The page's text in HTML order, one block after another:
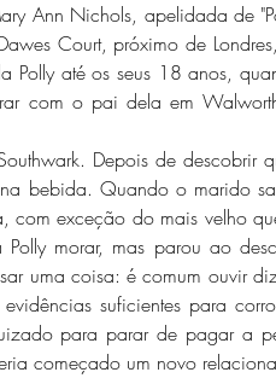
Court, próximo de
Polly até os seus 18 anos,
com o pai dela em
bebida. Quando o marido
com exceção do mais velho
morar, mas parou ao
uma coisa: é comum ouvir
suficientes para
para parar de pagar a
começado um novo